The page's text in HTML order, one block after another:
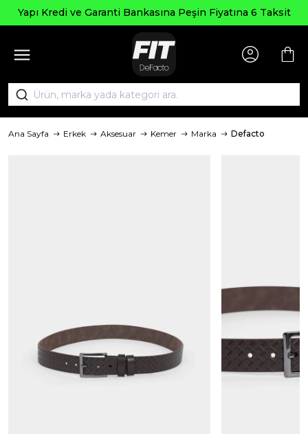
Yapı Kredi ve Garanti Bankasına Peşin Fiyatına 6 Taksit
Ana Sayfa Erkek Aksesuar Kemer Marka Defacto